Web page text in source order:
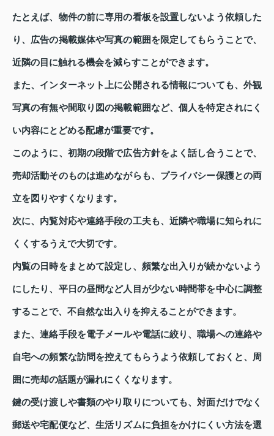
たとえば、物件の前に専用の看板を設置しないよう依頼した
り、広告の掲載媒体や写真の範囲を限定してもらうことで、
近隣の目に触れる機会を減らすことができます。
また、インターネット上に公開される情報についても、外観
写真の有無や間取り図の掲載範囲など、個人を特定されにく
い内容にとどめる配慮が重要です。
このように、初期の段階で広告方針をよく話し合うことで、
売却活動そのものは進めながらも、プライバシー保護との両
立を図りやすくなります。
次に、内覧対応や連絡手段の工夫も、近隣や職場に知られに
くくするうえで大切です。
内覧の日時をまとめて設定し、頻繁な出入りが続かないよう
にしたり、平日の昼間など人目が少ない時間帯を中心に調整
することで、不自然な出入りを抑えることができます。
また、連絡手段を電子メールや電話に絞り、職場への連絡や
自宅への頻繁な訪問を控えてもらうよう依頼しておくと、周
囲に売却の話題が漏れにくくなります。
鍵の受け渡しや書類のやり取りについても、対面だけでなく
郵送や宅配便など、生活リズムに負担をかけにくい方法を選